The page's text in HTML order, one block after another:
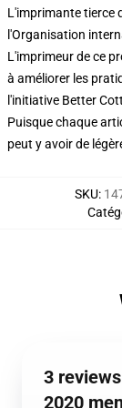
L'imprimante tierce
l'Organisation
L'imprimeur de ce
à améliorer les
l'initiative Better
Puisque chaque
peut y avoir de
SKU:
3
2020